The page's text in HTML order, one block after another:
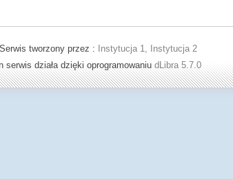
Serwis tworzony przez :
Instytucja 1, Instytucja 2
serwis działa dzięki oprogramowaniu dLibra 5.7.0